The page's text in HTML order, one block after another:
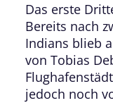
Das erste
Bereits nach
Indians blieb
von Tobias
jedoch noch